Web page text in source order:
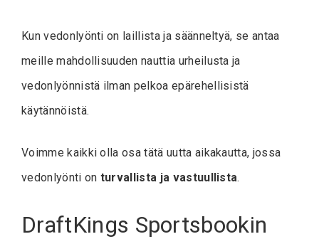
Kun vedonlyönti on laillista ja säänneltyä, se antaa
meille mahdollisuuden nauttia urheilusta ja
vedonlyönnistä ilman pelkoa epärehellisistä
käytännöistä.
Voimme kaikki olla osa tätä uutta aikakautta, jossa
vedonlyönti on turvallista ja vastuullista.
DraftKings Sportsbookin